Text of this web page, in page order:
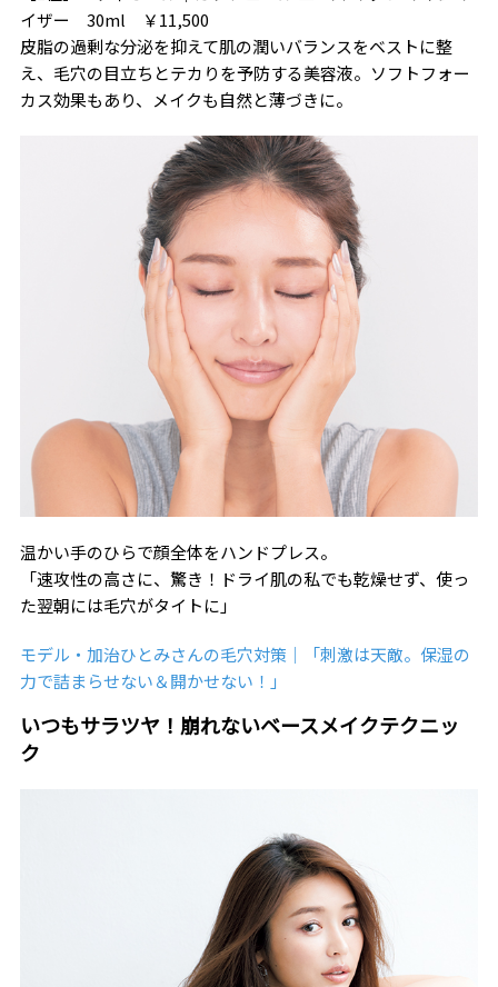
イザー 30ml ￥11,500
皮脂の過剰な分泌を抑えて肌の潤いバランスをベストに整
え、毛穴の目立ちとテカりを予防する美容液。ソフトフォー
カス効果もあり、メイクも自然と薄づきに。
温かい手のひらで顔全体をハンドプレス。
「速攻性の高さに、驚き！ドライ肌の私でも乾燥せず、使っ
た翌朝には毛穴がタイトに」
モデル・加治ひとみさんの毛穴対策｜「刺激は天敵。保湿の
力で詰まらせない＆開かせない！」
いつもサラツヤ！崩れないベースメイクテクニッ
ク